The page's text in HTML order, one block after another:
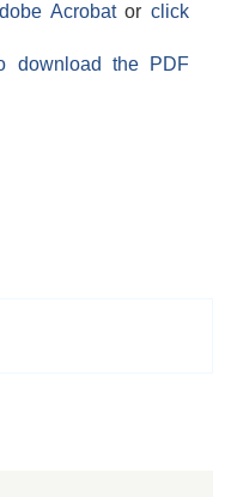
Acrobatorclick
download the PDF